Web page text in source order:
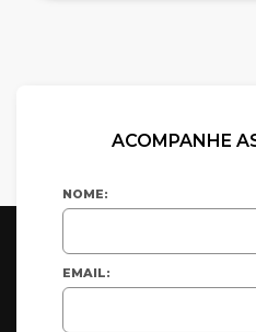
ACOMPANHE
NOME:
EMAIL: